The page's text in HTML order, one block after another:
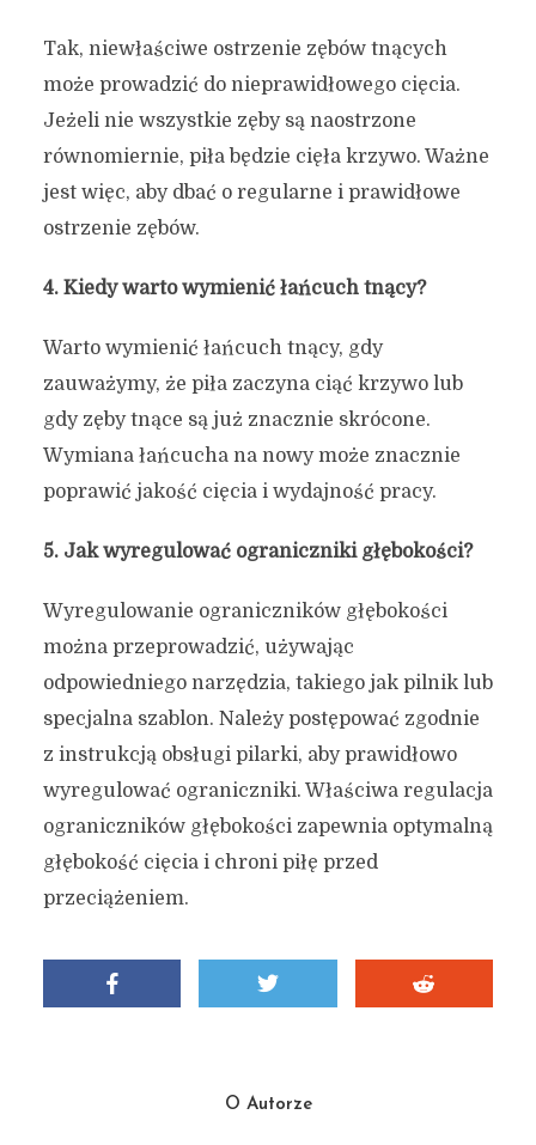
Tak, niewłaściwe ostrzenie zębów tnących
może prowadzić do nieprawidłowego cięcia.
Jeżeli nie wszystkie zęby są naostrzone
równomiernie, piła będzie cięła krzywo. Ważne
jest więc, aby dbać o regularne i prawidłowe
ostrzenie zębów.
4. Kiedy warto wymienić łańcuch tnący?
Warto wymienić łańcuch tnący, gdy
zauważymy, że piła zaczyna ciąć krzywo lub
gdy zęby tnące są już znacznie skrócone.
Wymiana łańcucha na nowy może znacznie
poprawić jakość cięcia i wydajność pracy.
5. Jak wyregulować ograniczniki głębokości?
Wyregulowanie ograniczników głębokości
można przeprowadzić, używając
odpowiedniego narzędzia, takiego jak pilnik lub
specjalna szablon. Należy postępować zgodnie
z instrukcją obsługi pilarki, aby prawidłowo
wyregulować ograniczniki. Właściwa regulacja
ograniczników głębokości zapewnia optymalną
głębokość cięcia i chroni piłę przed
przeciążeniem.
O Autorze